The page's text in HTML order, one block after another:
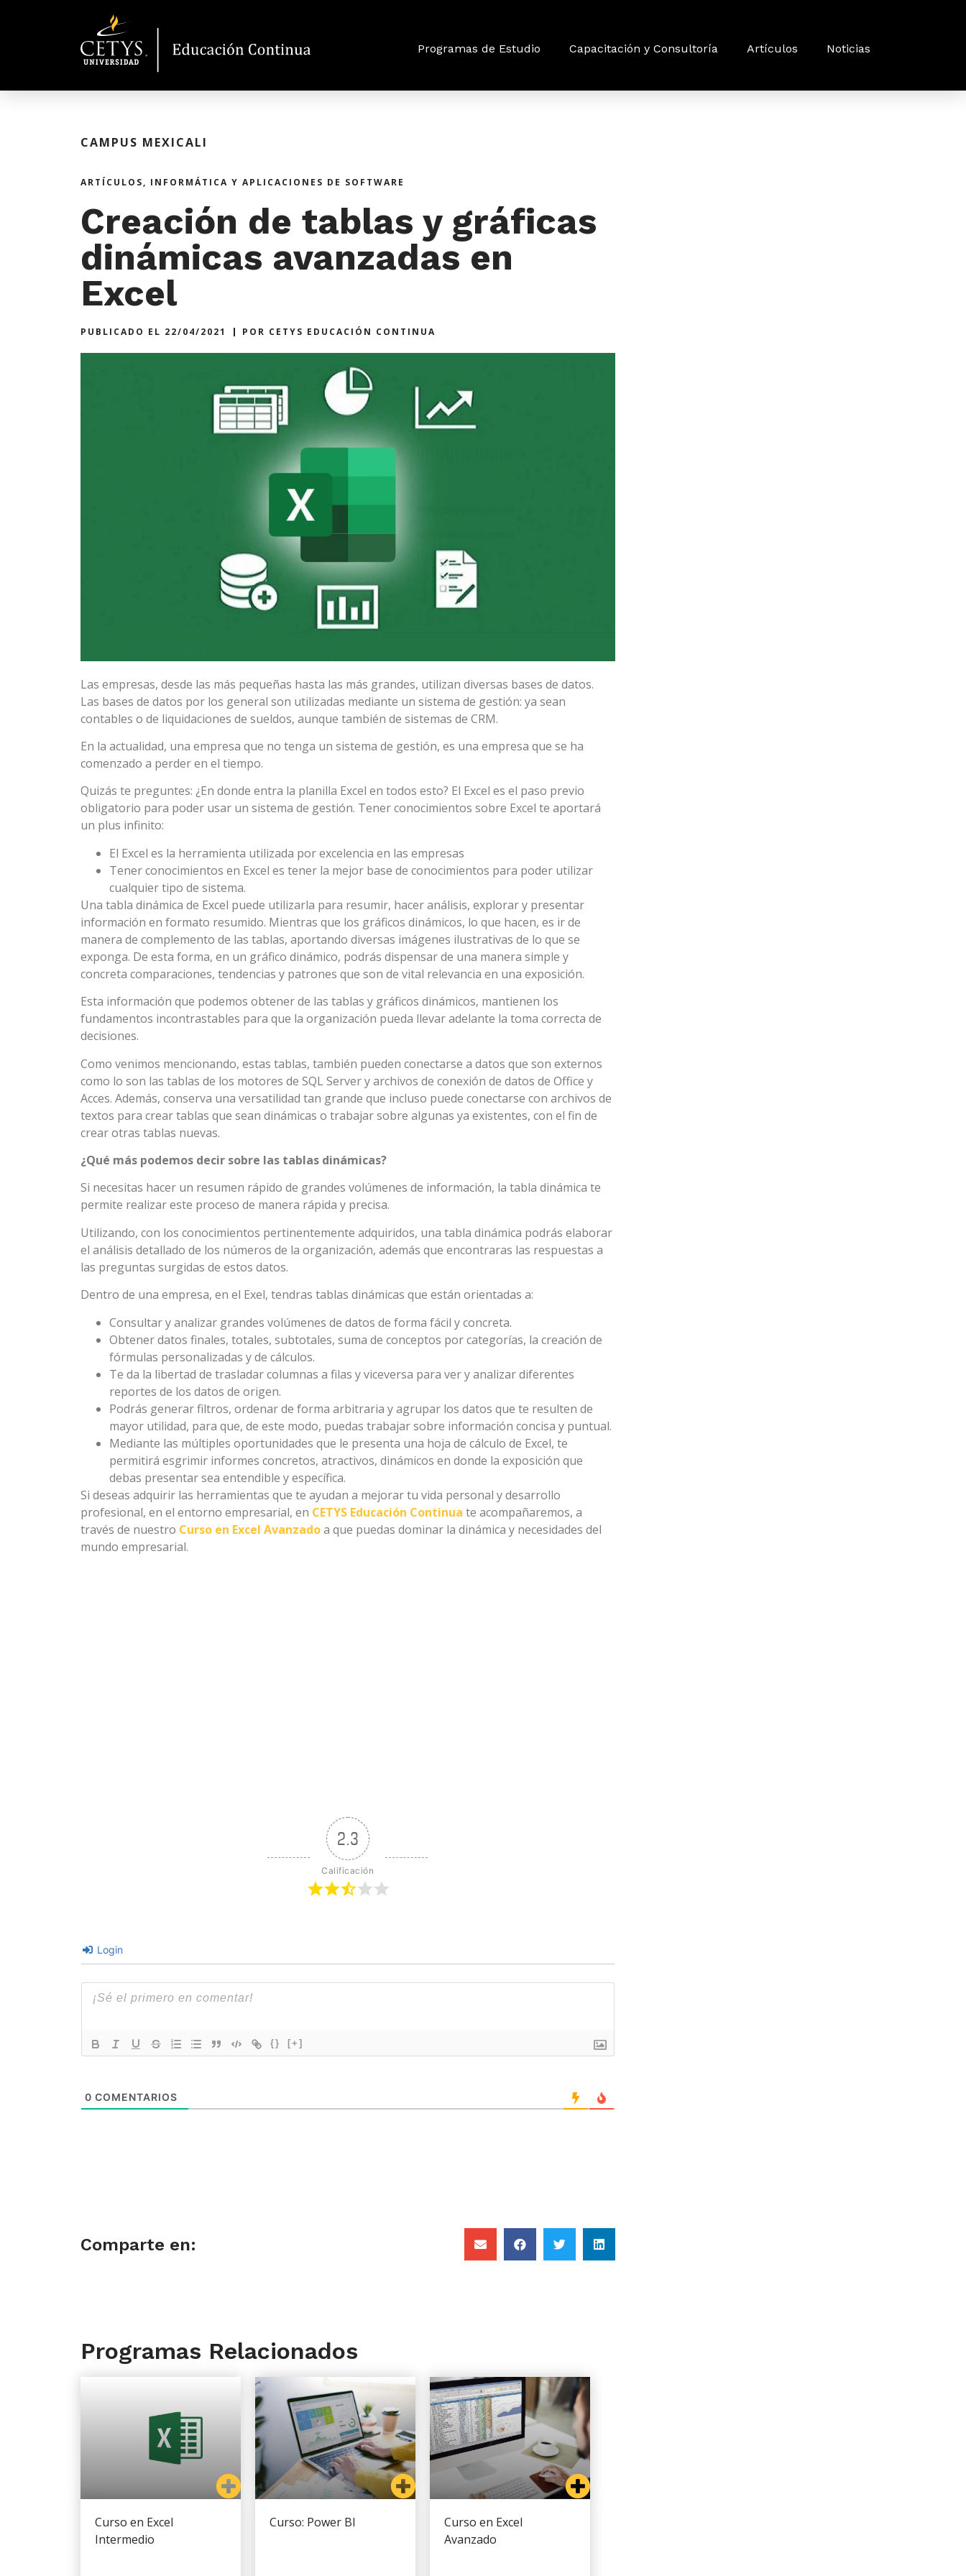
Programas de Estudio Capacitación y Consultoría Artículos Noticias
CAMPUS MEXICALI
ARTÍCULOS, INFORMÁTICA Y APLICACIONES DE SOFTWARE
Creación de tablas y gráficas
dinámicas avanzadas en
Excel
PUBLICADO EL 22/04/2021 POR CETYS EDUCACIÓN CONTINUA
Las empresas, desde las más pequeñas hasta las más grandes, utilizan diversas bases de datos.
Las bases de datos por los general son utilizadas mediante un sistema de gestión: ya sean
contables o de liquidaciones de sueldos, aunque también de sistemas de CRM.
En la actualidad, una empresa que no tenga un sistema de gestión, es una empresa que se ha
comenzado a perder en el tiempo.
Quizás te preguntes: ¿En donde entra la planilla Excel en todos esto? El Excel es el paso previo
obligatorio para poder usar un sistema de gestión. Tener conocimientos sobre Excel te aportará
un plus infinito:
El Excel es la herramienta utilizada por excelencia en las empresas
Tener conocimientos en Excel es tener la mejor base de conocimientos para poder utilizar
cualquier tipo de sistema.
Una tabla dinámica de Excel puede utilizarla para resumir, hacer análisis, explorar y presentar
información en formato resumido. Mientras que los gráficos dinámicos, lo que hacen, es ir de
manera de complemento de las tablas, aportando diversas imágenes ilustrativas de lo que se
exponga. De esta forma, en un gráfico dinámico, podrás dispensar de una manera simple y
concreta comparaciones, tendencias y patrones que son de vital relevancia en una exposición.
Esta información que podemos obtener de las tablas y gráficos dinámicos, mantienen los
fundamentos incontrastables para que la organización pueda llevar adelante la toma correcta de
decisiones.
Como venimos mencionando, estas tablas, también pueden conectarse a datos que son externos
como lo son las tablas de los motores de SQL Server y archivos de conexión de datos de Office y
Acces. Además, conserva una versatilidad tan grande que incluso puede conectarse con archivos de
textos para crear tablas que sean dinámicas o trabajar sobre algunas ya existentes, con el fin de
crear otras tablas nuevas.
¿Qué más podemos decir sobre las tablas dinámicas?
Si necesitas hacer un resumen rápido de grandes volúmenes de información, la tabla dinámica te
permite realizar este proceso de manera rápida y precisa.
Utilizando, con los conocimientos pertinentemente adquiridos, una tabla dinámica podrás elaborar
el análisis detallado de los números de la organización, además que encontraras las respuestas a
las preguntas surgidas de estos datos.
Dentro de una empresa, en el Exel, tendras tablas dinámicas que están orientadas a:
Consultar y analizar grandes volúmenes de datos de forma fácil y concreta.
Obtener datos finales, totales, subtotales, suma de conceptos por categorías, la creación de
fórmulas personalizadas y de cálculos.
Te da la libertad de trasladar columnas a filas y viceversa para ver y analizar diferentes
reportes de los datos de origen.
Podrás generar filtros, ordenar de forma arbitraria y agrupar los datos que te resulten de
mayor utilidad, para que, de este modo, puedas trabajar sobre información concisa y puntual.
Mediante las múltiples oportunidades que le presenta una hoja de cálculo de Excel, te
permitirá esgrimir informes concretos, atractivos, dinámicos en donde la exposición que
debas presentar sea entendible y específica.
Si deseas adquirir las herramientas que te ayudan a mejorar tu vida personal y desarrollo
profesional, en el entorno empresarial, en CETYS Educación Continua te acompañaremos, a
través de nuestro Curso en Excel Avanzadoa que puedas dominar la dinámica y necesidades del
mundo empresarial.
2.3
Calificación
Login
{} [+]
0 COMENTARIOS
Comparte en:
Programas Relacionados
Curso en Excel
Intermedio
Curso: Power BI
Curso en Excel
Avanzado